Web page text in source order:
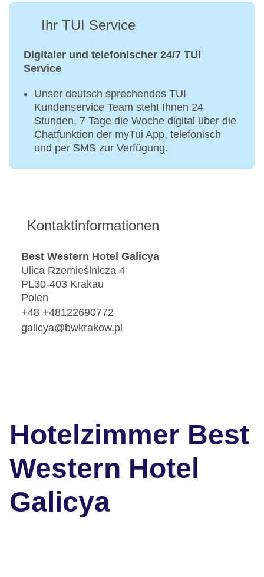
Ihr TUI Service
Digitaler und telefonischer 24/7 TUI
Service
Unser deutsch sprechendes TUI
Kundenservice Team steht Ihnen 24
Stunden, 7 Tage die Woche digital über die
Chatfunktion der myTui App, telefonisch
und per SMS zur Verfügung.
Kontaktinformationen
Best Western Hotel Galicya
Ulica Rzemieślnicza 4
PL30-403 Krakau
Polen
+48 +48122690772
galicya@bwkrakow.pl
Hotelzimmer Best
Western Hotel
Galicya